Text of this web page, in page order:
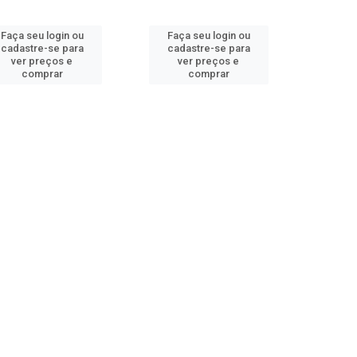
Faça seu login ou
cadastre-se para
ver preços e
comprar
Faça seu login ou
cadastre-se para
ver preços e
comprar